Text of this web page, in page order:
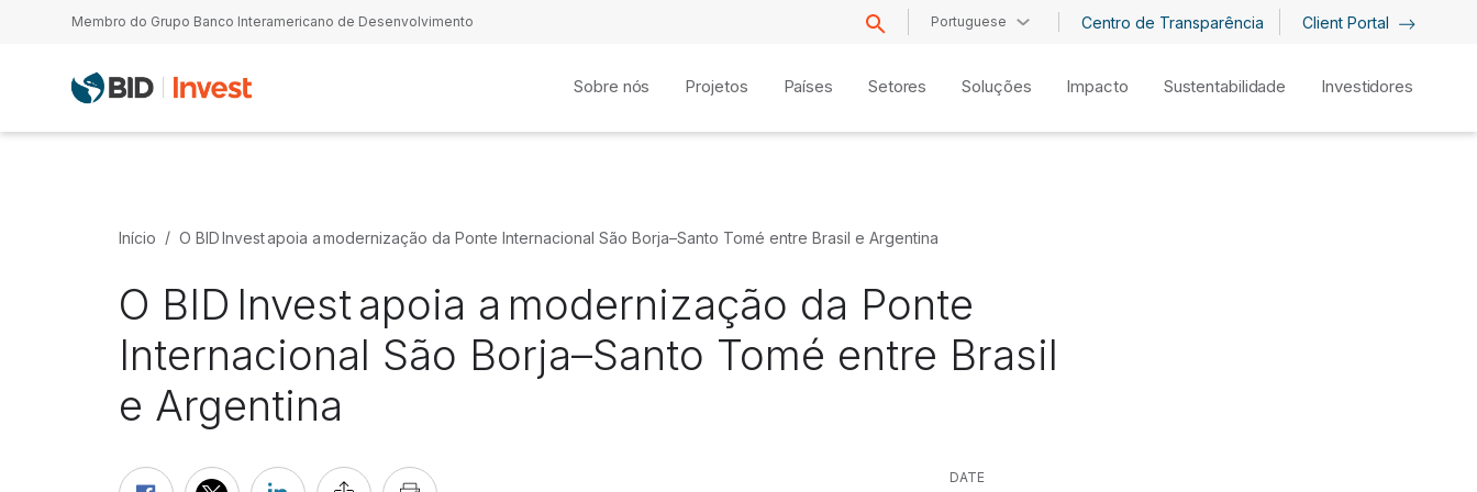
Passar para o conteúdo principal
Membro do Grupo Banco Interamericano de Desenvolvimento Portuguese Centro de Transparência Client Portal
Sobre nós Projetos Países Setores Soluções Impacto Sustentabilidade Investidores
Início O BID Invest apoia a modernização da Ponte Internacional São Borja–Santo Tomé entre Brasil e Argentina
O BID Invest apoia a modernização da Ponte
Internacional São Borja–Santo Tomé entre Brasil
e Argentina
DATE